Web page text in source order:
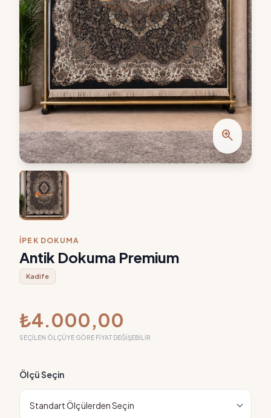
zoom_in
İPEK DOKUMA
Antik Dokuma Premium
Kadife
₺4.000,00
SEÇILEN ÖLÇÜYE GÖRE FIYAT DEĞIŞEBILIR
Ölçü Seçin